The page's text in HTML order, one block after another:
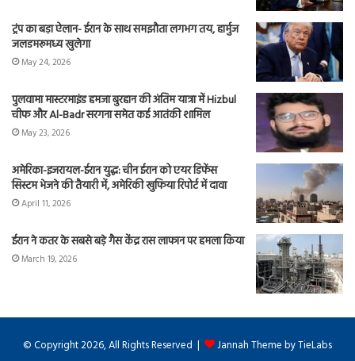
ट्रंप का बड़ा ऐलान- ईरान के साथ समझौता लगभग तय, हार्मुज
जलडमरूमध्य खुलेगा
May 24, 2026
पुलवामा मास्टरमाइंड हमजा बुरहान की अंतिम यात्रा में Hizbul
चीफ और Al-Badr सरगना समेत कई आतंकी शामिल
May 23, 2026
अमेरिका-इजरायल-ईरान युद्ध: चीन ईरान को एयर डिफेंस
सिस्टम भेजने की तैयारी में, अमेरिकी खुफिया रिपोर्ट में दावा
April 11, 2026
ईरान ने कतर के सबसे बड़े गैस केंद्र रास लाफान पर हमला किया
March 19, 2026
© Copyright 2026, All Rights Reserved | Jannah Theme by TieLabs